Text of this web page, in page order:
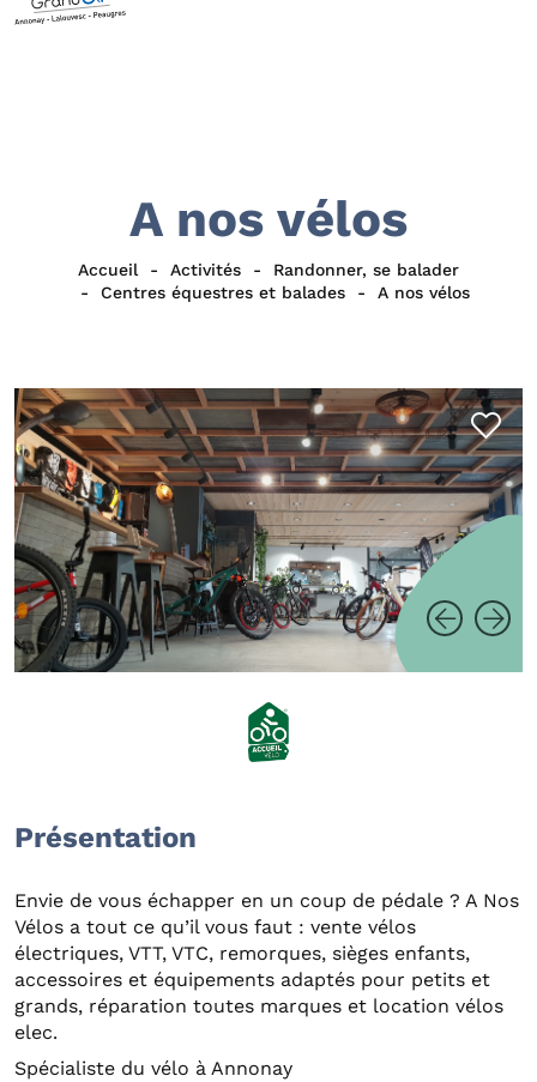
A nos vélos
Accueil Activités
Randonner, se balader
Centres équestres et balades
A nos vélos
Présentation
Envie de vous échapper en un coup de pédale ? A Nos
Vélos a tout ce qu’il vous faut : vente vélos
électriques, VTT, VTC, remorques, sièges enfants,
accessoires et équipements adaptés pour petits et
grands, réparation toutes marques et location vélos
elec.
Spécialiste du vélo à Annonay